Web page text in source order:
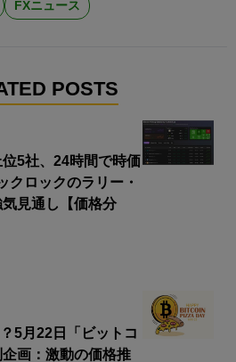
FXニュース
POSTS
5社、24時間で時価
ロックのラリー・
見通し【価格分
5月22日「ビットコ
画：激動の価格推